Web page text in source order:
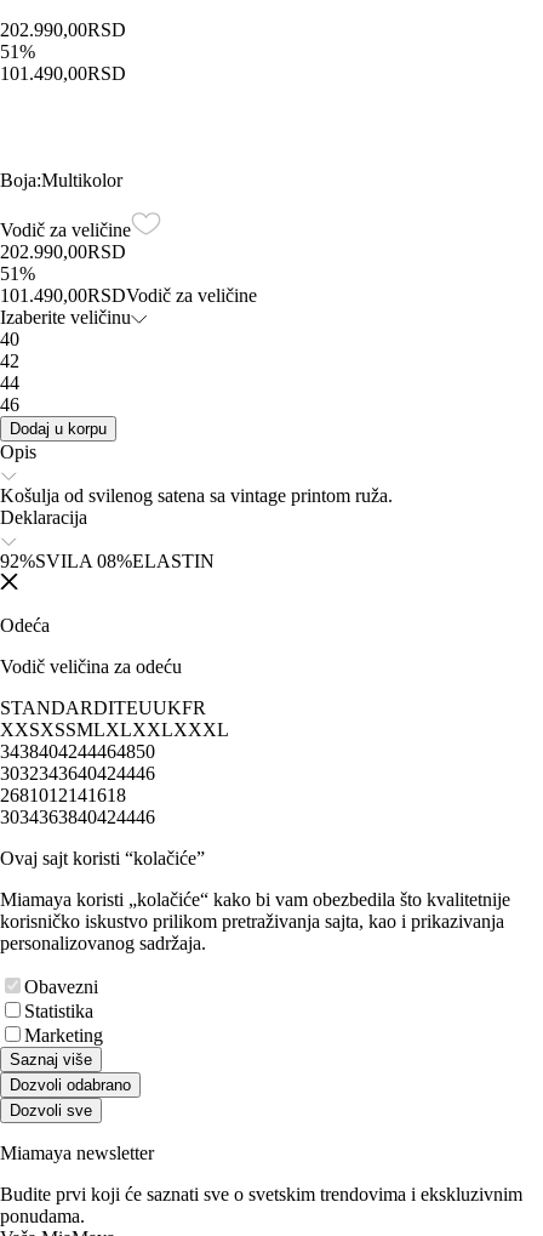
202.990,00RSD
51%
101.490,00RSD
Boja:Multikolor
Vodič za veličine
202.990,00RSD
51%
101.490,00RSDVodič za veličine
Izaberite veličinu
40
42
44
46
Dodaj u korpu
Opis
Košulja od svilenog satena sa vintage printom ruža.
Deklaracija
92%SVILA 08%ELASTIN
Odeća
Vodič veličina za odeću
STANDARDITEUUKFR
XXSXSSMLXLXXLXXXL
3438404244464850
3032343640424446
2681012141618
3034363840424446
Ovaj sajt koristi “kolačiće”
Miamaya koristi „kolačiće“ kako bi vam obezbedila što kvalitetnije
korisničko iskustvo prilikom pretraživanja sajta, kao i prikazivanja
personalizovanog sadržaja.
Obavezni
Statistika
Marketing
Saznaj više
Dozvoli odabrano
Dozvoli sve
Miamaya newsletter
Budite prvi koji će saznati sve o svetskim trendovima i ekskluzivnim
ponudama.